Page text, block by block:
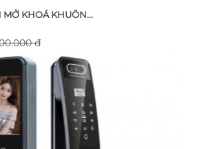
KHOÁ KHUÔN...
đ